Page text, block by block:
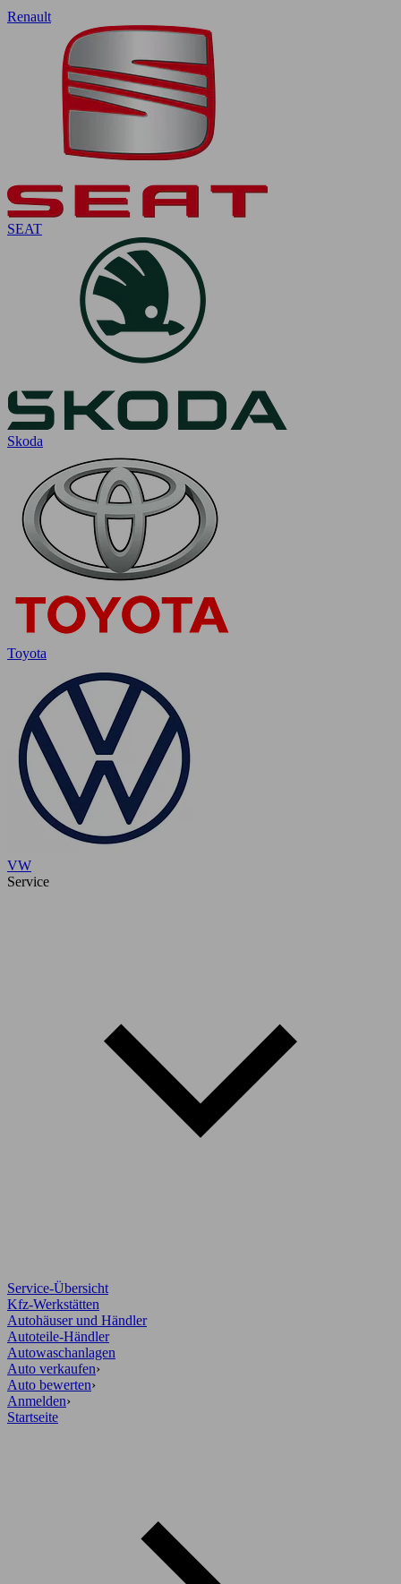
Renault
SEAT
Skoda
Toyota
VW
Service
Service-Übersicht
Kfz-Werkstätten
Autohäuser und Händler
Autoteile-Händler
Autowaschanlagen
Auto verkaufen›
Auto bewerten›
Anmelden›
Startseite